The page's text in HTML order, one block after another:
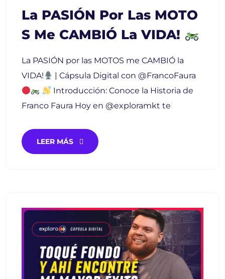
La PASIÓN Por Las MOTO
S Me CAMBIÓ La VIDA!
La PASIÓN por las MOTOS me CAMBIÓ la
VIDA!
| Cápsula Digital con @FrancoFaura
Introducción: Conoce la Historia de
Franco Faura Hoy en @exploramkt te
LEER MÁS